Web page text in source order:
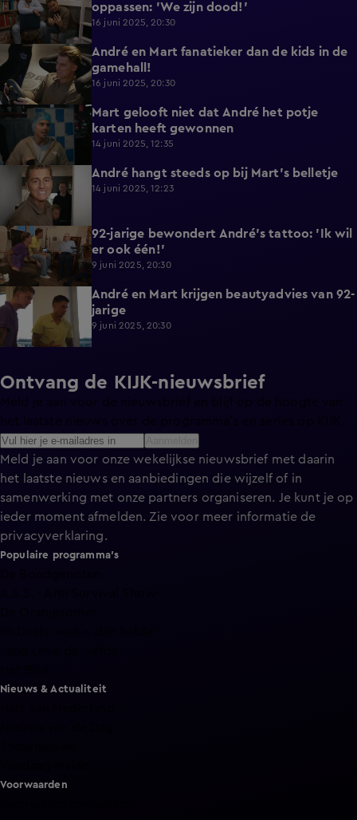
oppassen: 'We zijn dood!'
16 juni 2025, 20:30
4:46
André en Mart fanatieker dan de kids in de
gamehall!
16 juni 2025, 20:30
0:46
Mart gelooft niet dat André het potje
karten heeft gewonnen
14 juni 2025, 12:35
0:56 André hangt steeds op bij Mart's belletje
14 juni 2025, 12:23
3:59
92-jarige bewondert André's tattoo: 'Ik wil
er ook één!'
9 juni 2025, 20:30
4:35
André en Mart krijgen beautyadvies van 92-
jarige
9 juni 2025, 20:30
Ontvang de KIJK-nieuwsbrief
Meld je aan voor de nieuwsbrief en blijf op de hoogte van
Meld je aan voor onze wekelijkse nieuwsbrief met daarin
het laatste nieuws en aanbiedingen die wijzelf of in
samenwerking met onze partners organiseren. Je kunt je op
ieder moment afmelden. Zie voor meer informatie de
privacyverklaring.
Populaire programma's
Nieuws & Actualiteit
Voorwaarden